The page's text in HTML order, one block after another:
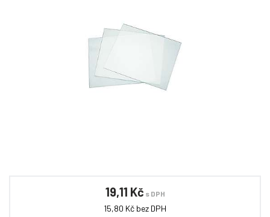
19,11 Kč s DPH
15,80 Kč bez DPH